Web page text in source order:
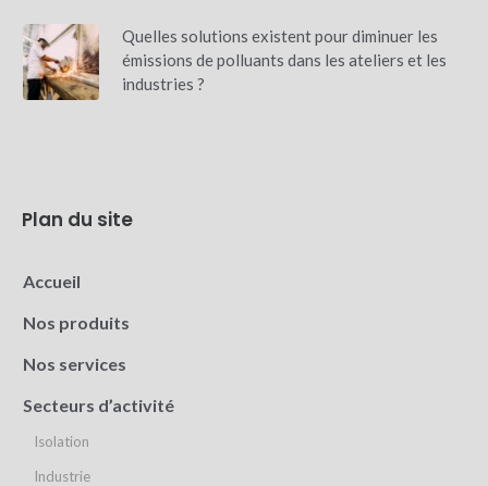
Quelles solutions existent pour diminuer les
émissions de polluants dans les ateliers et les
industries ?
Plan du site
Accueil
Nos produits
Nos services
Secteurs d’activité
Isolation
Industrie